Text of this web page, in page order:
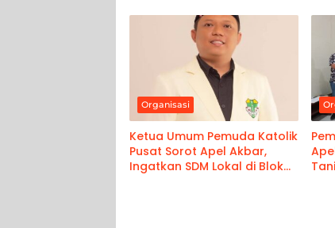
Organisasi
Ketua Umum Pemuda Katolik
Pusat Sorot Apel Akbar,
Ingatkan SDM Lokal di Blok